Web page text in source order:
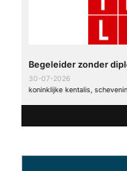
Begeleider zonder
30-07-2026
koninklijke kentalis,